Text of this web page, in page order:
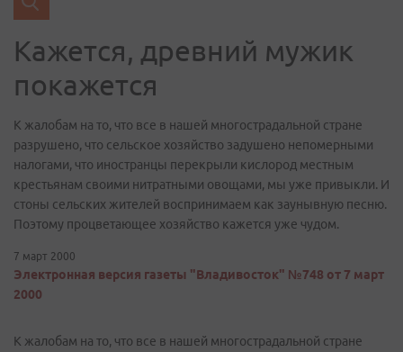
Кажется, древний мужик
покажется
К жалобам на то, что все в нашей многострадальной стране
разрушено, что сельское хозяйство задушено непомерными
налогами, что иностранцы перекрыли кислород местным
крестьянам своими нитратными овощами, мы уже привыкли. И
стоны сельских жителей воспринимаем как заунывную песню.
Поэтому процветающее хозяйство кажется уже чудом.
7 март 2000
Электронная версия газеты "Владивосток" №748 от 7 март
2000
К жалобам на то, что все в нашей многострадальной стране